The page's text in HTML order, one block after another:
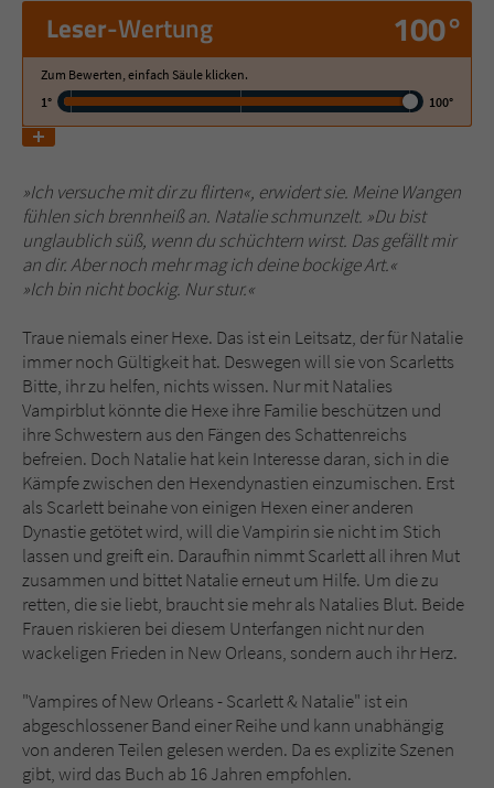
Leser-Wertung 100°
Zum Bewerten, einfach Säule klicken.
1°
100°
»Ich versuche mit dir zu flirten«, erwidert sie. Meine Wangen
fühlen sich brennheiß an. Natalie schmunzelt. »Du bist
unglaublich süß, wenn du schüchtern wirst. Das gefällt mir
an dir. Aber noch mehr mag ich deine bockige Art.«
»Ich bin nicht bockig. Nur stur.«
Traue niemals einer Hexe. Das ist ein Leitsatz, der für Natalie
immer noch Gültigkeit hat. Deswegen will sie von Scarletts
Bitte, ihr zu helfen, nichts wissen. Nur mit Natalies
Vampirblut könnte die Hexe ihre Familie beschützen und
ihre Schwestern aus den Fängen des Schattenreichs
befreien. Doch Natalie hat kein Interesse daran, sich in die
Kämpfe zwischen den Hexendynastien einzumischen. Erst
als Scarlett beinahe von einigen Hexen einer anderen
Dynastie getötet wird, will die Vampirin sie nicht im Stich
lassen und greift ein. Daraufhin nimmt Scarlett all ihren Mut
zusammen und bittet Natalie erneut um Hilfe. Um die zu
retten, die sie liebt, braucht sie mehr als Natalies Blut. Beide
Frauen riskieren bei diesem Unterfangen nicht nur den
wackeligen Frieden in New Orleans, sondern auch ihr Herz.
"Vampires of New Orleans - Scarlett & Natalie" ist ein
abgeschlossener Band einer Reihe und kann unabhängig
von anderen Teilen gelesen werden. Da es explizite Szenen
gibt, wird das Buch ab 16 Jahren empfohlen.
Name tx_pwcomments_ahash
Anbieter Literatur-Couch Medien GmbH & Co. KG
Laufzeit
Zweck Cookie für Kommentare einzelner Buchtitel
Name fe_typo_user
Anbieter Literatur-Couch Medien GmbH & Co. KG
Laufzeit Session
Zweck
Dieses Cookie gewährleistet die
Kommunikation der Webseite mit dem
Benutzer. Es wird benötigt um z. B. den
Sicherheitscode des Kontaktformulars zu
überprüfen.